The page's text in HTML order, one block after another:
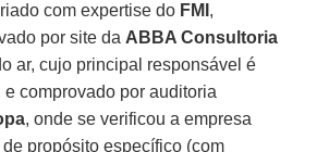
com expertise do FMI ,
por site da ABBA Consultoria
ar, cujo principal responsável é
e comprovado por auditoria
, onde se verificou a empresa
propósito específico (com